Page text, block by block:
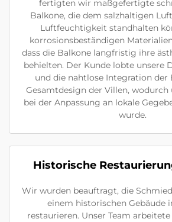
fertigten wir maßgefertigte
Balkone, die dem salzhaltigen
Luftfeuchtigkeit standhalten
korrosionsbeständigen
dass die Balkone langfristig ihre
behielten. Der Kunde lobte unsere
und die nahtlose Integration der
Gesamtdesign der Villen, wodurch
bei der Anpassung an lokale
wurde.
Historische
Wir wurden beauftragt, die
einem historischen Gebäude
restaurieren. Unser Team